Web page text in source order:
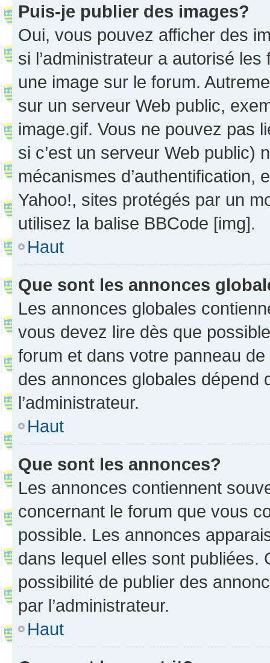
Puis-je publier des images?
Oui, vous pouvez afficher des
si l’administrateur a autorisé
une image sur le forum.
sur un serveur Web public,
image.gif. Vous ne pouvez pas
si c’est un serveur Web public)
mécanismes d’authentification,
Yahoo!, sites protégés par un
utilisez la balise BBCode [img].
Haut
Que sont les annonces
Les annonces globales
vous devez lire dès que
forum et dans votre panneau
des annonces globales dépend
l’administrateur.
Haut
Que sont les annonces?
Les annonces contiennent
concernant le forum que vous
possible. Les annonces
dans lequel elles sont publiées.
possibilité de publier des
par l’administrateur.
Haut